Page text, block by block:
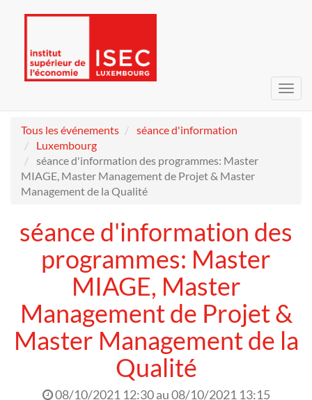
Tous les événements
séance d'information
Luxembourg
séance d'information des programmes: Master
MIAGE, Master Management de Projet & Master
Management de la Qualité
séance d'information des
programmes: Master
MIAGE, Master
Management de Projet &
Master Management de la
Qualité
08/10/2021 12:30au08/10/2021 13:15